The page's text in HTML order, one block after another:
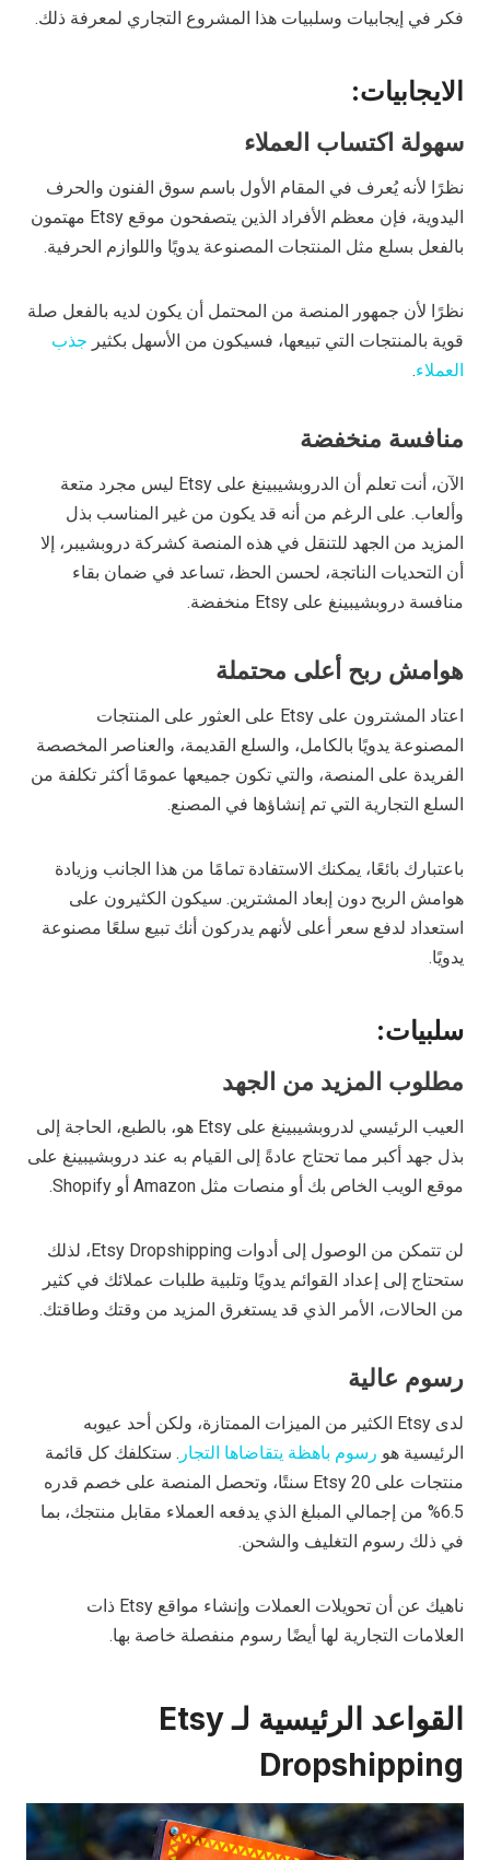
فكر في إيجابيات وسلبيات هذا المشروع التجاري لمعرفة ذلك.
الايجابيات:
سهولة اكتساب العملاء
نظرًا لأنه يُعرف في المقام الأول باسم سوق الفنون والحرف
اليدوية، فإن معظم الأفراد الذين يتصفحون موقع Etsy مهتمون
بالفعل بسلع مثل المنتجات المصنوعة يدويًا واللوازم الحرفية.
نظرًا لأن جمهور المنصة من المحتمل أن يكون لديه بالفعل صلة
قوية بالمنتجات التي تبيعها، فسيكون من الأسهل بكثير جذب
العملاء.
منافسة منخفضة
الآن، أنت تعلم أن الدروبشيبينغ على Etsy ليس مجرد متعة
وألعاب. على الرغم من أنه قد يكون من غير المناسب بذل
المزيد من الجهد للتنقل في هذه المنصة كشركة دروبشيبر، إلا
أن التحديات الناتجة، لحسن الحظ، تساعد في ضمان بقاء
منافسة دروبشيبينغ على Etsy منخفضة.
هوامش ربح أعلى محتملة
اعتاد المشترون على Etsy على العثور على المنتجات
المصنوعة يدويًا بالكامل، والسلع القديمة، والعناصر المخصصة
الفريدة على المنصة، والتي تكون جميعها عمومًا أكثر تكلفة من
السلع التجارية التي تم إنشاؤها في المصنع.
باعتبارك بائعًا، يمكنك الاستفادة تمامًا من هذا الجانب وزيادة
هوامش الربح دون إبعاد المشترين. سيكون الكثيرون على
استعداد لدفع سعر أعلى لأنهم يدركون أنك تبيع سلعًا مصنوعة
يدويًا.
سلبيات:
مطلوب المزيد من الجهد
العيب الرئيسي لدروبشيبينغ على Etsy هو، بالطبع، الحاجة إلى
بذل جهد أكبر مما تحتاج عادةً إلى القيام به عند دروبشيبينغ على
موقع الويب الخاص بك أو منصات مثل Amazon أو Shopify.
لن تتمكن من الوصول إلى أدوات Etsy Dropshipping، لذلك
ستحتاج إلى إعداد القوائم يدويًا وتلبية طلبات عملائك في كثير
من الحالات، الأمر الذي قد يستغرق المزيد من وقتك وطاقتك.
رسوم عالية
لدى Etsy الكثير من الميزات الممتازة، ولكن أحد عيوبه
الرئيسية هو رسوم باهظة يتقاضاها التجار . ستكلفك كل قائمة
منتجات على Etsy 20 سنتًا، وتحصل المنصة على خصم قدره
6.5% من إجمالي المبلغ الذي يدفعه العملاء مقابل منتجك، بما
في ذلك رسوم التغليف والشحن.
ناهيك عن أن تحويلات العملات وإنشاء مواقع Etsy ذات
العلامات التجارية لها أيضًا رسوم منفصلة خاصة بها.
القواعد الرئيسية لـ Etsy
Dropshipping